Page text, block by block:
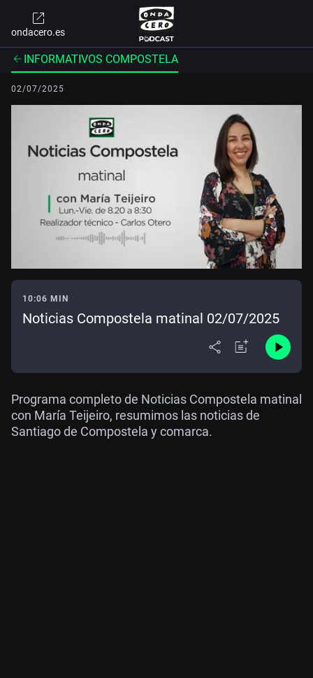
ondacero.es
INFORMATIVOS COMPOSTELA
02/07/2025
10:06 MIN
Noticias Compostela matinal 02/07/2025
Programa completo de Noticias Compostela matinal
con María Teijeiro, resumimos las noticias de
Santiago de Compostela y comarca.